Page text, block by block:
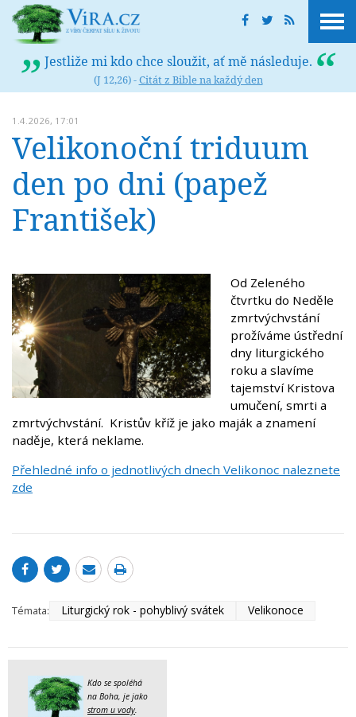
Jestliže mi kdo chce sloužit, ať mě následuje.
(J 12,26) -Citát z Bible na každý den
1.4.2026, 17:01
Velikonoční triduum
den po dni (papež
František)
Od Zeleného
čtvrtku do Neděle
zmrtvýchvstání
prožíváme ústřední
dny liturgického
roku a slavíme
tajemství Kristova
umučení, smrti a
zmrtvýchvstání. Kristův kříž je jako maják a znamení
naděje, která neklame.
Přehledné info o jednotlivých dnech Velikonoc naleznete
zde
Témata: Liturgický rok - pohyblivý svátek Velikonoce
Kdo se spoléhá
na Boha, je jako
strom u vody.